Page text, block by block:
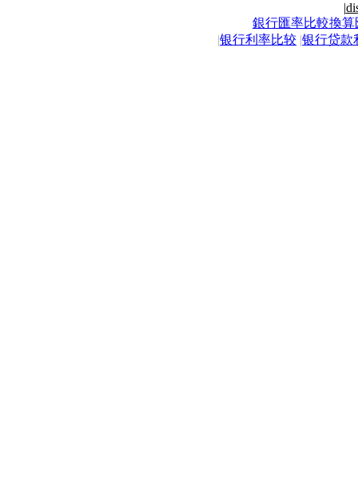
|
銀行匯率比較換算
|银行利率比较 |银行贷款